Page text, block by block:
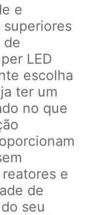
e
de
LED
escolha
ter um
no que
e
de
seu